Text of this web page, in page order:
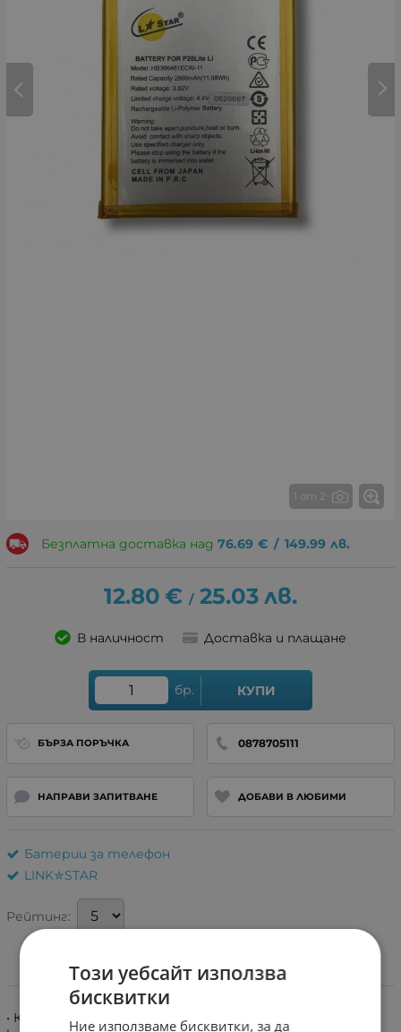
1 от 2
Безплатна доставка над 76.69 € / 149.99 лв.
12.80 € / 25.03 лв.
В наличност Доставка и плащане
бр. КУПИ
БЪРЗА ПОРЪЧКА 0878705111
НАПРАВИ ЗАПИТВАНЕ ДОБАВИ В ЛЮБИМИ
Батерии за телефон
LINK✮STAR
Рейтинг:
Информация
• Качествена батерия със Гаранция. • Качествени
Този уебсайт използва
бисквитки
Ние използваме бисквитки, за да